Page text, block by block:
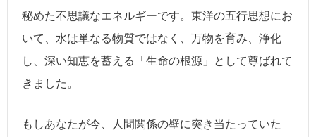
秘めた不思議なエネルギーです。東洋の五行思想にお
いて、水は単なる物質ではなく、万物を育み、浄化
し、深い知恵を蓄える「生命の根源」として尊ばれて
きました。
もしあなたが今、人間関係の壁に突き当たっていた